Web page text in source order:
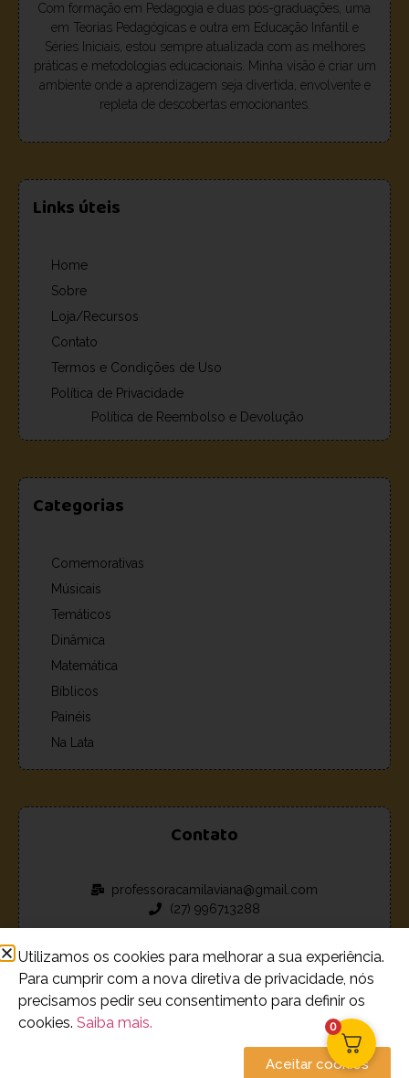
Com formação em Pedagogia e duas pós-graduações, uma
em Teorias Pedagógicas e outra em Educação Infantil e
Séries Iniciais, estou sempre atualizada com as melhores
práticas e metodologias educacionais. Minha visão é criar um
ambiente onde a aprendizagem seja divertida, envolvente e
repleta de descobertas emocionantes.
Links úteis
Home
Sobre
Loja/Recursos
Contato
Termos e Condições de Uso
Política de Privacidade
Política de Reembolso e Devolução
Categorias
Comemorativas
Músicais
Temáticos
Dinâmica
Matemática
Bíblicos
Painéis
Na Lata
Contato
professoracamilaviana@gmail.com
(27) 996713288
© 2023 - 2026 Loja de recursos estudantis Camila Viana.
0
Utilizamos os cookies para melhorar a sua experiência.
Para cumprir com a nova diretiva de privacidade, nós
precisamos pedir seu consentimento para definir os
cookies. Saiba mais.
Aceitar cookies